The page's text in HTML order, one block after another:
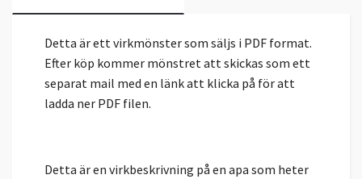
Detta är ett virkmönster som säljs i PDF format.
Efter köp kommer mönstret att skickas som ett
separat mail med en länk att klicka på för att
ladda ner PDF filen.
Detta är en virkbeskrivning på en apa som heter